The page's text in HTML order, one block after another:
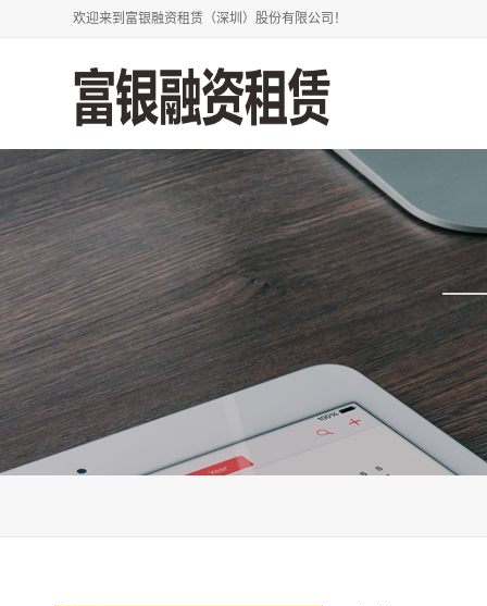
欢迎来到富银融资租赁（深圳）股份有限公司！